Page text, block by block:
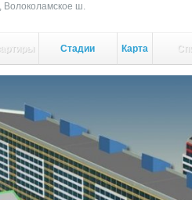
Волоколамское ш.
Стадии Карта